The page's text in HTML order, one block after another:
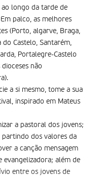
longo da tarde de
palco, as melhores
(Porto, algarve, Braga,
do Castelo, Santarém,
Portalegre-Castelo
não
a si mesmo, tome a sua
inspirado em Mateus
a pastoral dos jovens;
dos valores da
a canção mensagem
além de
entre os jovens de